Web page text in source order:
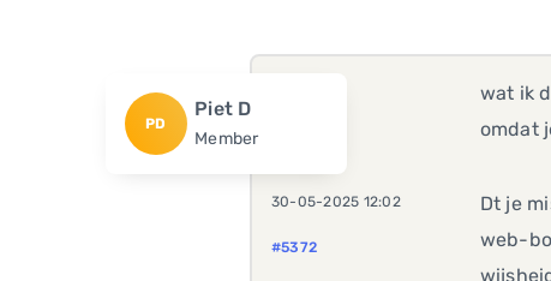
PD
Piet D
Member
30-05-2025 12:02
#5372
wat ik
omdat
Dt je
web-